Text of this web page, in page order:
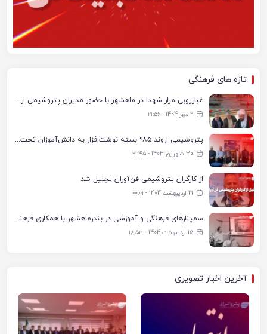
تازه های فرهنگی
غبارروبی مزار شهدا در ماهشهر با حضور مدیران پتروشیمی اروند و مسئولان شهری
2 مهر 1404 - ۲۱:۵۶
پتروشیمی اروند ۹۸۵ بسته نوشت‌افزار به دانش‌آموزان تحت پوشش کمیته امداد بندرماهشهر اهدا کرد
30 شهریور 1404 - ۲۱:۴۵
از کارگران پتروشیمی فن‌آوران تجلیل شد
21 اردیبهشت 1404 - ۰۰:۰۱
سمینارهای فرهنگی و آموزشی در بندرماهشهر با همکاری فرهنگ‌سرای پتروشیمی مارون
15 اردیبهشت 1404 - ۱۸:۵۳
آخرین اخبار تصویری